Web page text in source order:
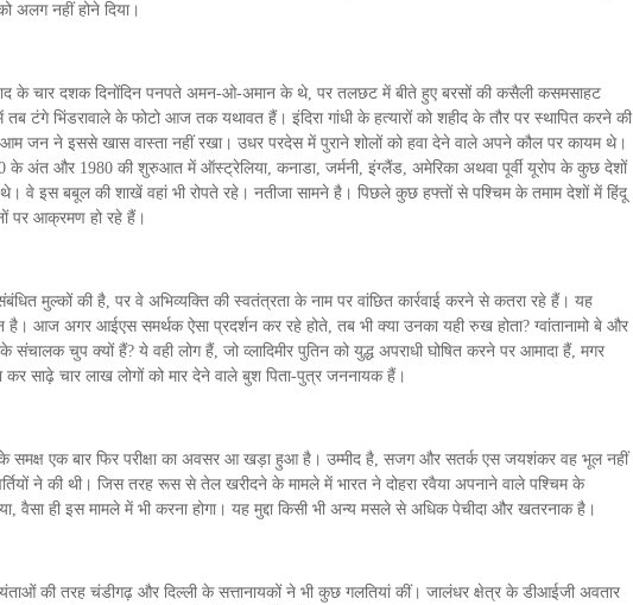
अलग नहीं होने दिया।
के चार दशक दिनोंदिन पनपते अमन-ओ-अमान के थे, पर तलछट में बीते हुए बरसों की कसैली कसमसाहट
तब टंगे भिंडरावाले के फोटो आज तक यथावत हैं। इंदिरा गांधी के हत्यारों को शहीद के तौर पर स्थापित करने की
जन ने इससे खास वास्ता नहीं रखा। उधर परदेस में पुराने शोलों को हवा देने वाले अपने कौल पर कायम थे।
के अंत और 1980 की शुरुआत में ऑस्ट्रेलिया, कनाडा, जर्मनी, इंग्लैंड, अमेरिका अथवा पूर्वी यूरोप के कुछ देशों
वे इस बबूल की शाखें वहां भी रोपते रहे। नतीजा सामने है। पिछले कुछ हफ्तों से पश्चिम के तमाम देशों में हिंदू
पर आक्रमण हो रहे हैं।
मुल्कों की है, पर वे अभिव्यक्ति की स्वतंत्रता के नाम पर वांछित कार्रवाई करने से कतरा रहे हैं। यह
है। आज अगर आईएस समर्थक ऐसा प्रदर्शन कर रहे होते, तब भी क्या उनका यही रुख होता? ग्वांतानामो बे और
संचालक चुप क्यों हैं? ये वही लोग हैं, जो व्लादिमीर पुतिन को युद्ध अपराधी घोषित करने पर आमादा हैं, मगर
साढ़े चार लाख लोगों को मार देने वाले बुश पिता-पुत्र जननायक हैं।
समक्ष एक बार फिर परीक्षा का अवसर आ खड़ा हुआ है। उम्मीद है, सजग और सतर्क एस जयशंकर वह भूल नहीं
ने की थी। जिस तरह रूस से तेल खरीदने के मामले में भारत ने दोहरा रवैया अपनाने वाले पश्चिम के
वैसा ही इस मामले में भी करना होगा। यह मुद्दा किसी भी अन्य मसले से अधिक पेचीदा और खतरनाक है।
की तरह चंडीगढ़ और दिल्ली के सत्तानायकों ने भी कुछ गलतियां कीं। जालंधर क्षेत्र के डीआईजी अवतार